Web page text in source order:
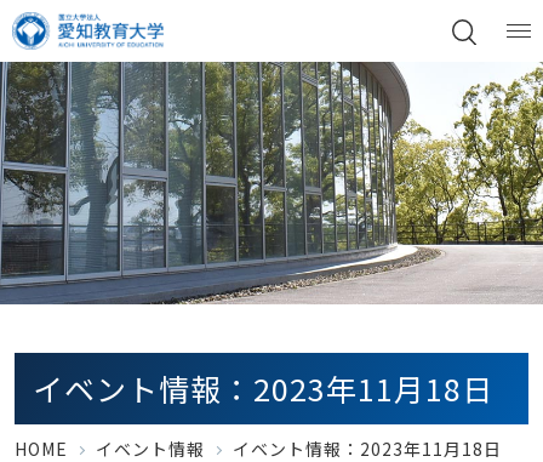
イベント情報：2023年11月18日
HOME イベント情報 イベント情報：2023年11月18日